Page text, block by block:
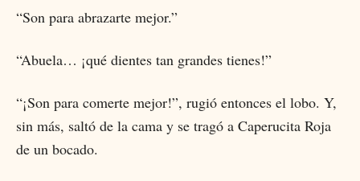
“Son para abrazarte mejor.”
“Abuela… ¡qué dientes tan grandes tienes!”
“¡Son para comerte mejor!”, rugió entonces el lobo. Y,
sin más, saltó de la cama y se tragó a Caperucita Roja
de un bocado.